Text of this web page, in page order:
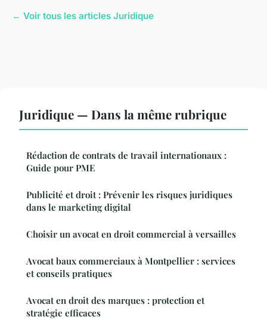
← Voir tous les articles Juridique
Juridique — Dans la même rubrique
Rédaction de contrats de travail internationaux :
Guide pour PME
Publicité et droit : Prévenir les risques juridiques
dans le marketing digital
Choisir un avocat en droit commercial à versailles
Avocat baux commerciaux à Montpellier : services
et conseils pratiques
Avocat en droit des marques : protection et
stratégie efficaces